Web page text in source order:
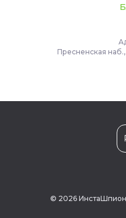
Пресненская
© 2026